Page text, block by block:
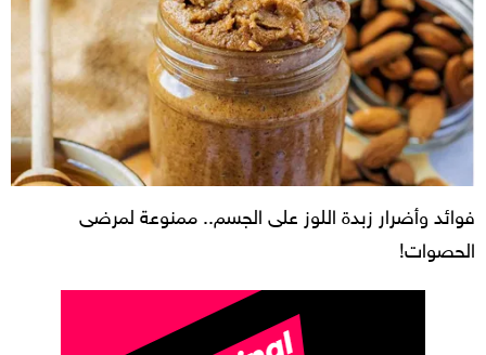
فوائد وأضرار زبدة اللوز على الجسم.. ممنوعة لمرضى
الحصوات!